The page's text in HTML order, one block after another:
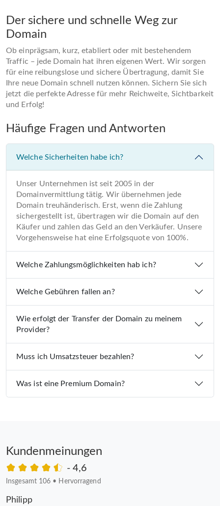
Der sichere und schnelle Weg zur
Domain
Ob einprägsam, kurz, etabliert oder mit bestehendem
Traffic – jede Domain hat ihren eigenen Wert. Wir sorgen
für eine reibungslose und sichere Übertragung, damit Sie
Ihre neue Domain schnell nutzen können. Sichern Sie sich
jetzt die perfekte Adresse für mehr Reichweite, Sichtbarkeit
und Erfolg!
Häufige Fragen und Antworten
Welche Sicherheiten habe ich?
Unser Unternehmen ist seit 2005 in der
Domainvermittlung tätig. Wir übernehmen jede
Domain treuhänderisch. Erst, wenn die Zahlung
sichergestellt ist, übertragen wir die Domain auf den
Käufer und zahlen das Geld an den Verkäufer. Unsere
Vorgehensweise hat eine Erfolgsquote von 100%.
Welche Zahlungsmöglichkeiten hab ich?
Welche Gebühren fallen an?
Wie erfolgt der Transfer der Domain zu meinem
Provider?
Muss ich Umsatzsteuer bezahlen?
Was ist eine Premium Domain?
Kundenmeinungen
- 4,6
Insgesamt 106 • Hervorragend
Philipp